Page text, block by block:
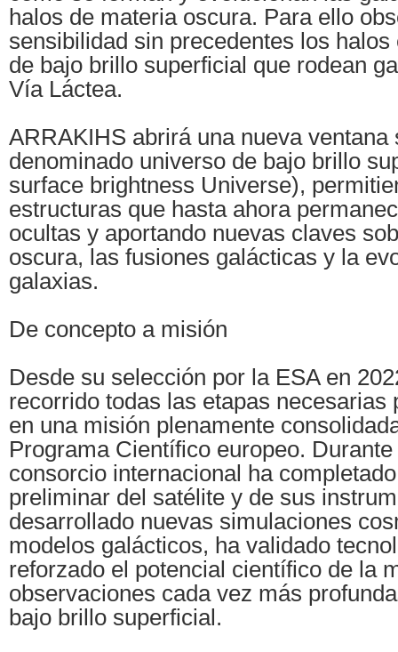
halos de materia oscura. Para ello
sensibilidad sin precedentes los
de bajo brillo superficial que rodean
Vía Láctea.
ARRAKIHS abrirá una nueva ventana
denominado universo de bajo brillo
surface brightness Universe),
estructuras que hasta ahora
ocultas y aportando nuevas claves
oscura, las fusiones galácticas y la
galaxias.
De concepto a misión
Desde su selección por la ESA en
recorrido todas las etapas necesarias
en una misión plenamente
Programa Científico europeo.
consorcio internacional ha
preliminar del satélite y de sus
desarrollado nuevas simulaciones
modelos galácticos, ha validado
reforzado el potencial científico de la
observaciones cada vez más
bajo brillo superficial.